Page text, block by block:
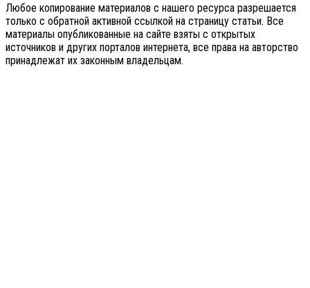
Любое копирование материалов с нашего ресурса разрешается
только с обратной активной ссылкой на страницу статьи. Все
материалы опубликованные на сайте взяты с открытых
источников и других порталов интернета, все права на авторство
принадлежат их законным владельцам.